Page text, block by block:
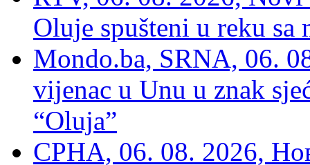
Oluje spušteni u reku sa
Mondo.ba, SRNA, 06.
vijenac u Unu u znak
“Oluja”
СРНА, 06. 08. 2026,